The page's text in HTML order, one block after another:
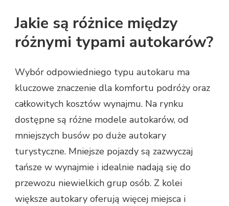
Jakie są różnice między
różnymi typami autokarów?
Wybór odpowiedniego typu autokaru ma
kluczowe znaczenie dla komfortu podróży oraz
całkowitych kosztów wynajmu. Na rynku
dostępne są różne modele autokarów, od
mniejszych busów po duże autokary
turystyczne. Mniejsze pojazdy są zazwyczaj
tańsze w wynajmie i idealnie nadają się do
przewozu niewielkich grup osób. Z kolei
większe autokary oferują więcej miejsca i